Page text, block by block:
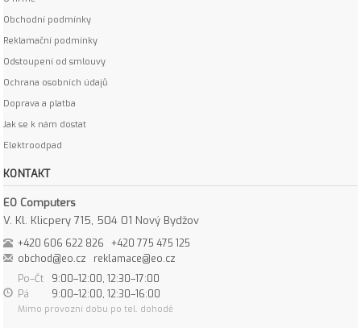
Obchodní podmínky
Reklamační podmínky
Odstoupení od smlouvy
Ochrana osobních údajů
Doprava a platba
Jak se k nám dostat
Elektroodpad
KONTAKT
EO Computers
V. Kl. Klicpery 715, 504 01 Nový Bydžov
+420 606 622 826
+420 775 475 125
obchod@eo.cz
reklamace@eo.cz
Po–Čt
9:00–12:00, 12:30–17:00
Pá
9:00–12:00, 12:30–16:00
Mimo provozní dobu po tel. dohodě